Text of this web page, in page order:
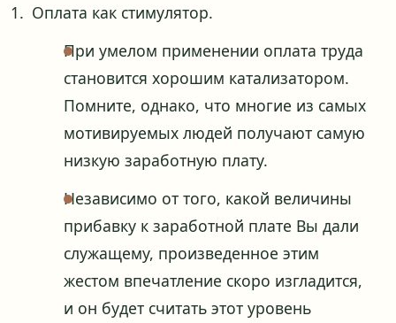
Оплата как стимулятор.
При умелом применении оплата труда
становится хорошим катализатором.
Помните, однако, что многие из самых
мотивируемых людей получают самую
низкую заработную плату.
Независимо от того, какой величины
прибавку к заработной плате Вы дали
служащему, произведенное этим
жестом впечатление скоро изгладится,
и он будет считать этот уровень